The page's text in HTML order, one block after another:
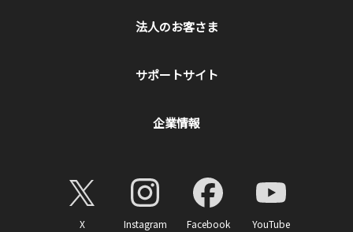
法人のお客さま
サポートサイト
企業情報
X Instagram Facebook YouTube